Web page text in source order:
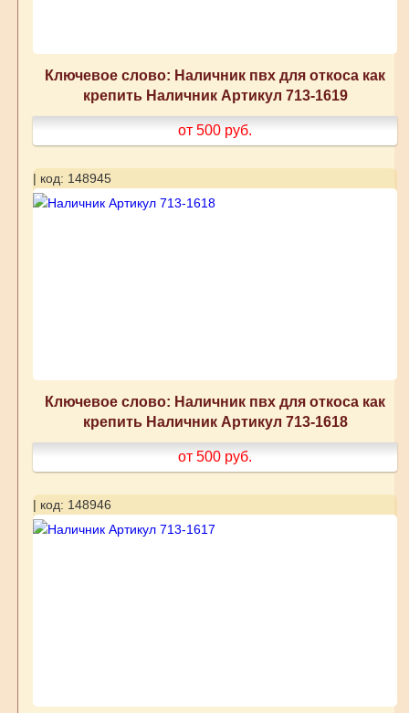
Ключевое слово: Наличник пвх для откоса как
крепить Наличник Артикул 713-1619
от 500 руб.
| код: 148945
Ключевое слово: Наличник пвх для откоса как
крепить Наличник Артикул 713-1618
от 500 руб.
| код: 148946